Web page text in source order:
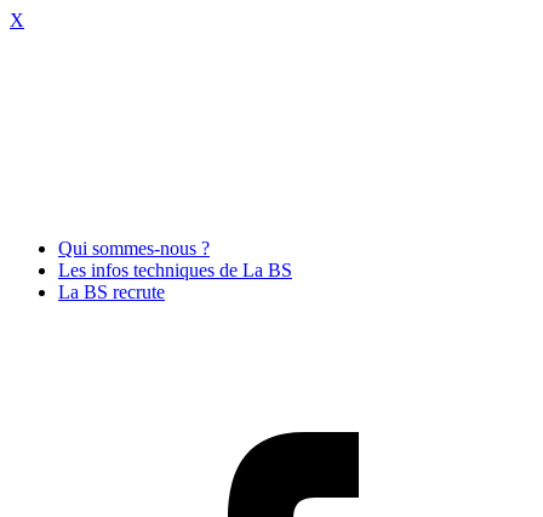
X
Qui sommes-nous ?
Les infos techniques de La BS
La BS recrute